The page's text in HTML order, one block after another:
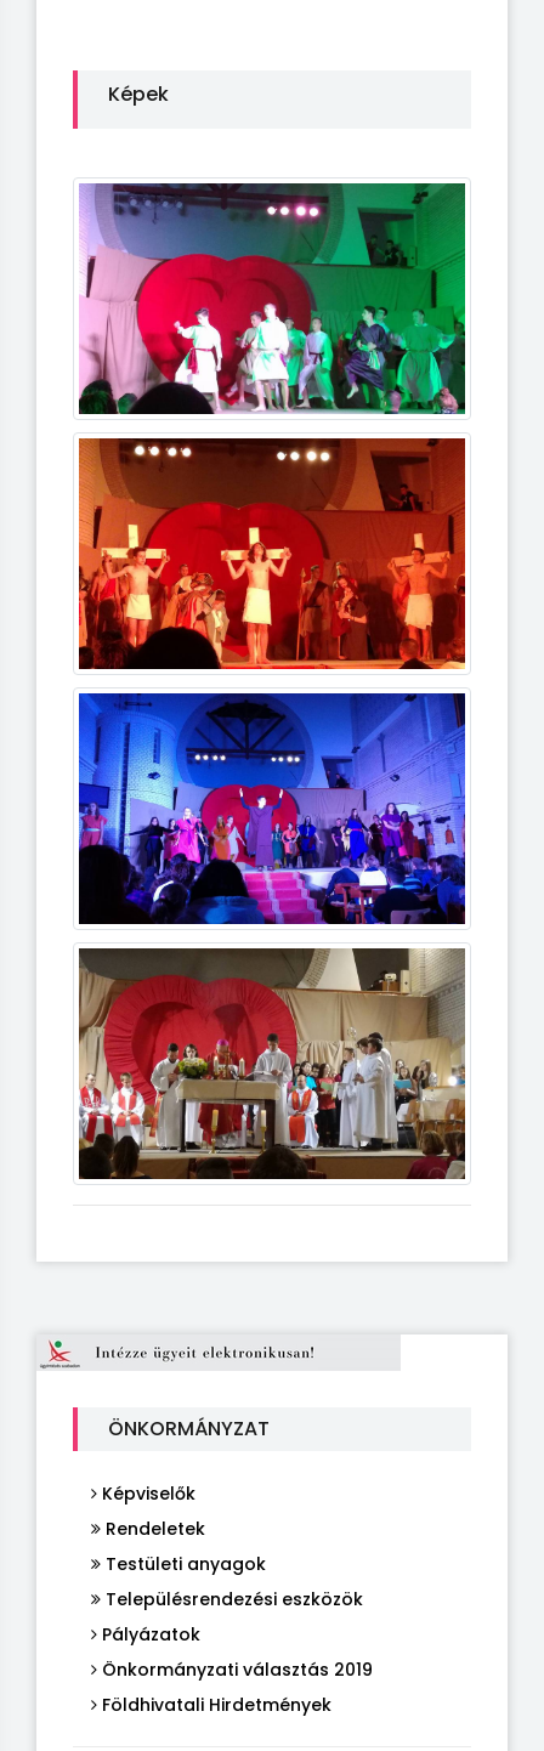
ÖNKORMÁNYZAT
Képviselők
Rendeletek
Testületi anyagok
Településrendezési eszközök
Pályázatok
Önkormányzati választás 2019
Földhivatali Hirdetmények
Képek